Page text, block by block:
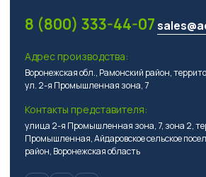
8 (800) 333-44-07
Адрес производства:
Воронежская обл., Рамонский район,
ул. 2-я Промышленная зона, 7
Контакты представителя:
улица 2-я Промышленная зона, 7, зона 2,
Промышленная, Айдаровское сельское
район, Воронежская область